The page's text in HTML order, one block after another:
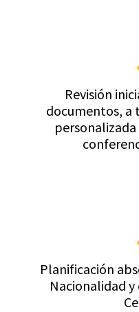
Revisión
documentos, a
Planificación
Nacionalidad